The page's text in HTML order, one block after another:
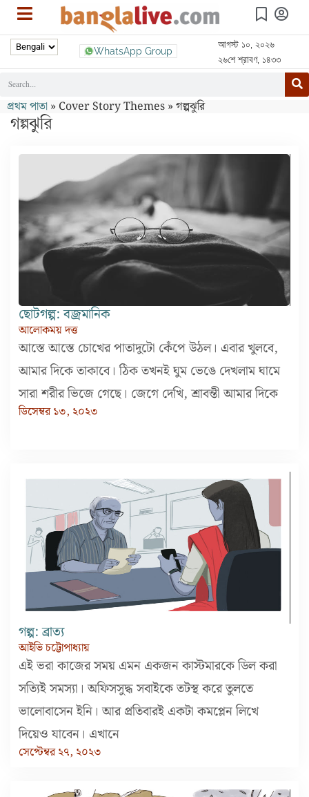
WhatsApp Group
আগস্ট ১০, ২০২৬
২৬শে শ্রাবণ, ১৪৩৩
প্রথম পাতা » Cover Story Themes »গল্পঝুরি
গল্পঝুরি
ছোটগল্প: বজ্রমানিক
আলোকময় দত্ত
আস্তে আস্তে চোখের পাতাদুটো কেঁপে উঠল। এবার খুলবে,
আমার দিকে তাকাবে। ঠিক তখনই ঘুম ভেঙে দেখলাম ঘামে
সারা শরীর ভিজে গেছে। জেগে দেখি, শ্রাবন্তী আমার দিকে
ডিসেম্বর ১৩, ২০২৩
গল্প: ব্রাত্য
আইভি চট্টোপাধ্যায়
এই ভরা কাজের সময় এমন একজন কাস্টমারকে ডিল করা
সত্যিই সমস্যা। অফিসসুদ্ধ সবাইকে তটস্থ করে তুলতে
ভালোবাসেন ইনি। আর প্রতিবারই একটা কমপ্লেন লিখে
দিয়েও যাবেন। এখানে
সেপ্টেম্বর ২৭, ২০২৩